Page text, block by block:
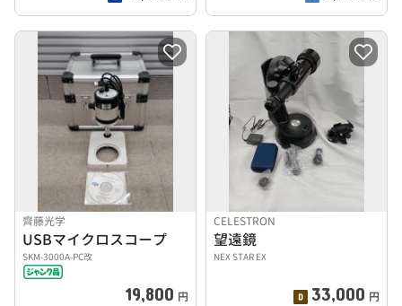
齊藤光学
USBマイクロスコープ
SKM-3000A-PC改
19,800 円
CELESTRON
望遠鏡
NEX STAR EX
33,000 円